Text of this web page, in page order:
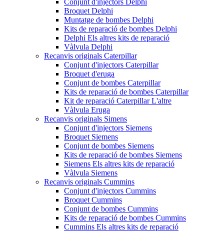
Conjunt d'injectors Delphi
Broquet Delphi
Muntatge de bombes Delphi
Kits de reparació de bombes Delphi
Delphi Els altres kits de reparació
Vàlvula Delphi
Recanvis originals Caterpillar
Conjunt d'injectors Caterpillar
Broquet d'eruga
Conjunt de bombes Caterpillar
Kits de reparació de bombes Caterpillar
Kit de reparació Caterpillar L'altre
Vàlvula Eruga
Recanvis originals Simens
Conjunt d'injectors Siemens
Broquet Siemens
Conjunt de bombes Siemens
Kits de reparació de bombes Siemens
Siemens Els altres kits de reparació
Vàlvula Siemens
Recanvis originals Cummins
Conjunt d'injectors Cummins
Broquet Cummins
Conjunt de bombes Cummins
Kits de reparació de bombes Cummins
Cummins Els altres kits de reparació